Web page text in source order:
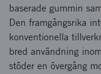
baserade gummin
Den framgångsrika
konventionella
bred användning
stöder en övergång